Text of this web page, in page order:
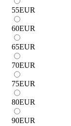
55EUR
60EUR
65EUR
70EUR
75EUR
80EUR
90EUR